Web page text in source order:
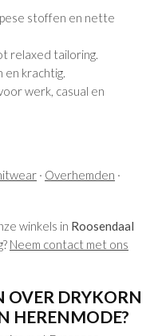
stoffen en nette
relaxed tailoring.
en krachtig.
werk, casual en
· Overhemden ·
winkels in Roosendaal
Neem contact met ons
OVER DRYKORN
HERENMODE?